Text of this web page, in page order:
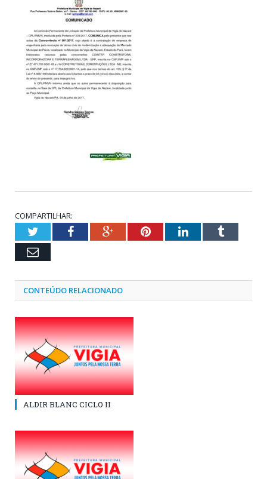
COMPARTILHAR:
TwitterFacebookGoogle+PinterestLinkedInTumblr
Email
CONTEÚDO RELACIONADO
ALDIR BLANC CICLO II